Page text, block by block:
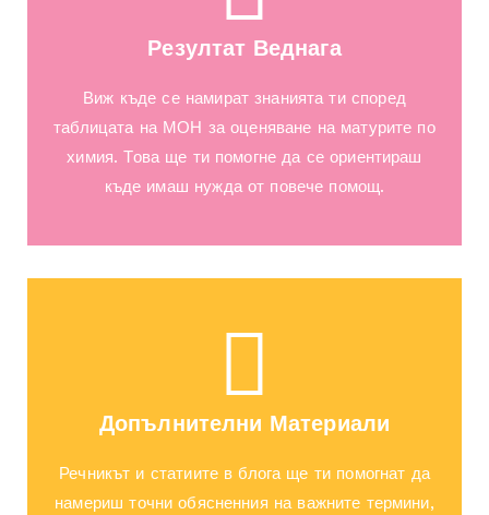
Резултат Веднага
Виж къде се намират знанията ти според
таблицата на МОН за оценяване на матурите по
химия. Това ще ти помогне да се ориентираш
къде имаш нужда от повече помощ.
Допълнителни Материали
Речникът и статиите в блога ще ти помогнат да
намериш точни обясненния на важните термини,